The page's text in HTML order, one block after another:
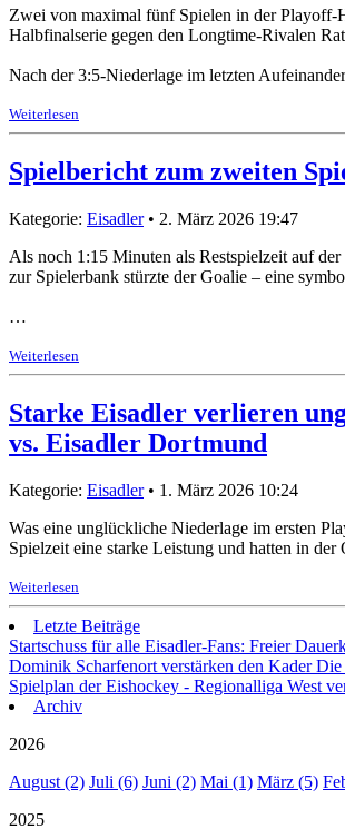
Zwei von maximal fünf Spielen in der Playoff-
Halbfinalserie gegen den Longtime-Rivalen
Nach der 3:5-Niederlage im letzten
Weiterlesen
Spielbericht zum zweiten
Kategorie: Eisadler• 2. März 2026 19:47
Als noch 1:15 Minuten als Restspielzeit auf
zur Spielerbank stürzte der Goalie – eine
…
Weiterlesen
Starke Eisadler verlieren
vs. Eisadler Dortmund
Kategorie: Eisadler• 1. März 2026 10:24
Was eine unglückliche Niederlage im ersten
Spielzeit eine starke Leistung und hatten in
Weiterlesen
Letzte Beiträge
Startschuss für alle Eisadler-Fans: Freier
Dominik Scharfenort verstärken den KaderDie
Spielplan der Eishockey - Regionalliga West
Archiv
2026
August (2) Juli (6) Juni (2) Mai (1) März (5)
2025